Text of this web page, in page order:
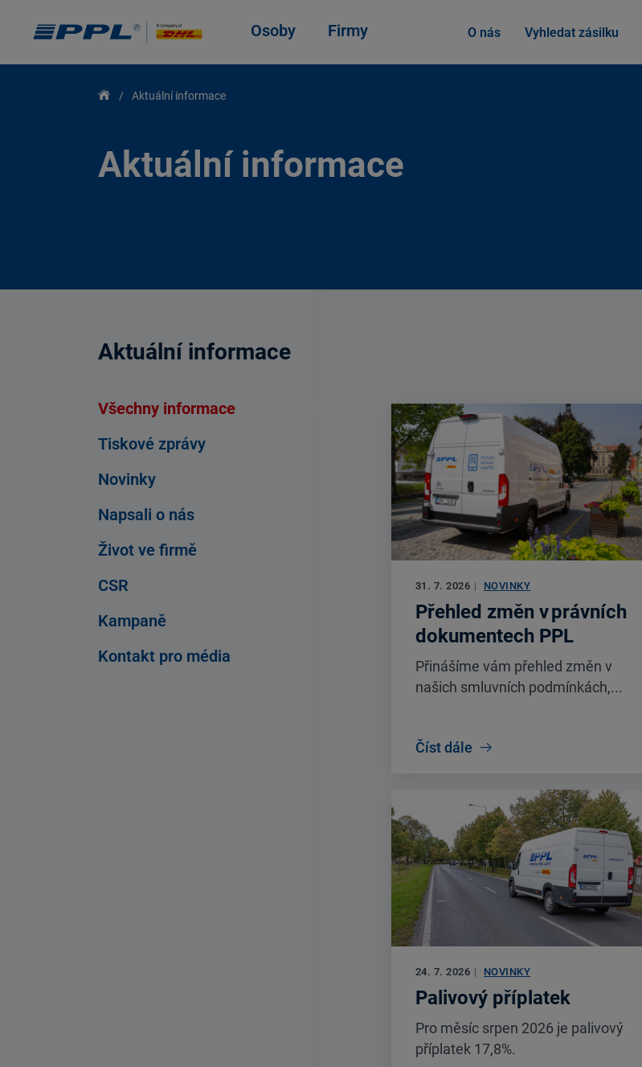
Osoby Firmy O nás Vyhledat zásilku
Aktuální informace
Aktuální informace
Aktuální informace
Všechny informace
Tiskové zprávy
Novinky
Napsali o nás
Život ve firmě
CSR
Kampaně
Kontakt pro média
31. 7. 2026 | NOVINKY
Přehled změn v právních
dokumentech PPL
Přinášíme vám přehled změn v
našich smluvních podmínkách,...
Číst dále
24. 7. 2026 | NOVINKY
Palivový příplatek
Pro měsíc srpen 2026 je palivový
příplatek 17,8%.